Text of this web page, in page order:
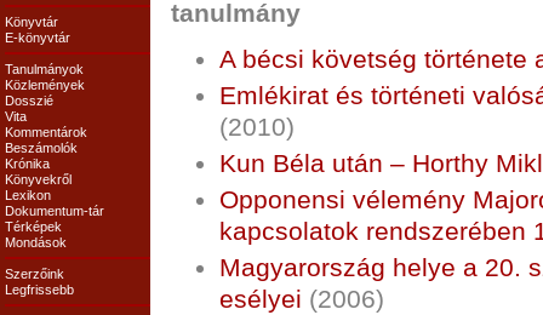
Könyvtár
E-könyvtár
Tanulmányok
Közlemények
Dosszié
Vita
Kommentárok
Beszámolók
Krónika
Könyvekről
Lexikon
Dokumentum-tár
Térképek
Mondások
Szerzőink
Legfrissebb
tanulmány
A bécsi követség története
Emlékirat és történeti
(2010)
Kun Béla után – Horthy
Opponensi vélemény
kapcsolatok rendszerében
Magyarország helye a 20.
esélyei (2006)